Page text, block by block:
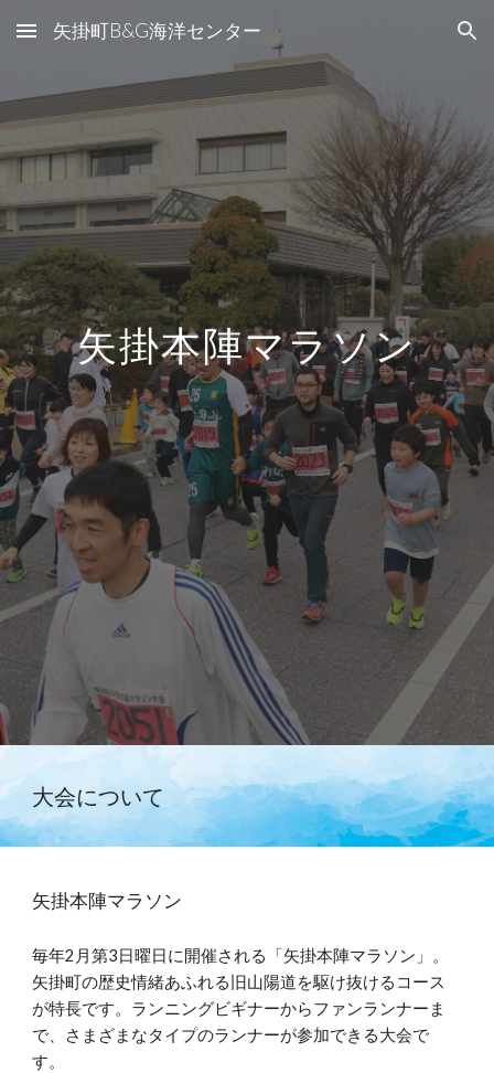
Skip to main content Skip to navigation
矢掛町B&G海洋センター
矢掛本陣マラソン
大会について
矢掛本陣マラソン
毎年2月第3日曜日に開催される「矢掛本陣マラソン」。
矢掛町の歴史情緒あふれる旧山陽道を駆け抜けるコース
が特長です。ランニングビギナーからファンランナーま
で、さまざまなタイプのランナーが参加できる大会で
す。